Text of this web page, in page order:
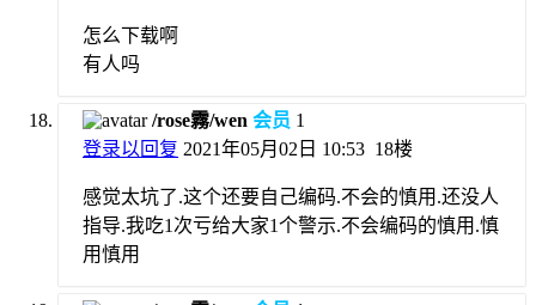
怎么下载啊
有人吗
/rose霧/wen 会员 1
登录以回复 2021年05月02日 10:53 18楼
感觉太坑了.这个还要自己编码.不会的慎用.还没人
指导.我吃1次亏给大家1个警示.不会编码的慎用.慎
用慎用